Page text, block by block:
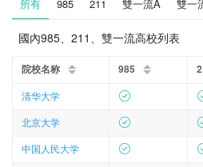
網站導航
所有 985 211 雙一流A 雙一
國內985、211、雙一流高校列表
院校名称 985
清华大学
北京大学
中国人民大学